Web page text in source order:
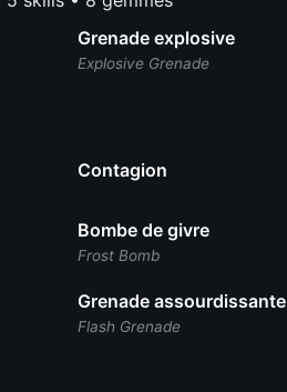
Grenade explosive
Explosive Grenade
Contagion
Bombe de givre
Frost Bomb
Grenade assourdissante
Flash Grenade